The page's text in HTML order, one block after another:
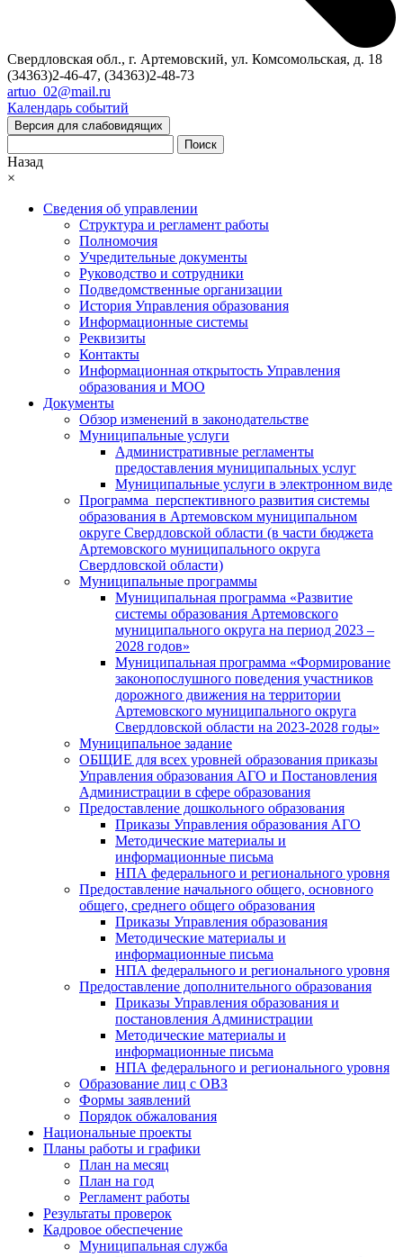
Свердловская обл., г. Артемовский, ул. Комсомольская, д. 18
(34363)2-46-47, (34363)2-48-73
artuo_02@mail.ru
Календарь событий
Версия для слабовидящих
Поиск
Назад
×
Сведения об управлении
Структура и регламент работы
Полномочия
Учредительные документы
Руководство и сотрудники
Подведомственные организации
История Управления образования
Информационные системы
Реквизиты
Контакты
Информационная открытость Управления
образования и МОО
Документы
Обзор изменений в законодательстве
Муниципальные услуги
Административные регламенты
предоставления муниципальных услуг
Муниципальные услуги в электронном виде
Программа перспективного развития системы
образования в Артемовском муниципальном
округе Свердловской области (в части бюджета
Артемовского муниципального округа
Свердловской области)
Муниципальные программы
Муниципальная программа «Развитие
системы образования Артемовского
муниципального округа на период 2023 –
2028 годов»
Муниципальная программа «Формирование
законопослушного поведения участников
дорожного движения на территории
Артемовского муниципального округа
Свердловской области на 2023-2028 годы»
Муниципальное задание
ОБЩИЕ для всех уровней образования приказы
Управления образования АГО и Постановления
Администрации в сфере образования
Предоставление дошкольного образования
Приказы Управления образования АГО
Методические материалы и
информационные письма
НПА федерального и регионального уровня
Предоставление начального общего, основного
общего, среднего общего образования
Приказы Управления образования
Методические материалы и
информационные письма
НПА федерального и регионального уровня
Предоставление дополнительного образования
Приказы Управления образования и
постановления Администрации
Методические материалы и
информационные письма
НПА федерального и регионального уровня
Образование лиц с ОВЗ
Формы заявлений
Порядок обжалования
Национальные проекты
Планы работы и графики
План на месяц
План на год
Регламент работы
Результаты проверок
Кадровое обеспечение
Муниципальная служба